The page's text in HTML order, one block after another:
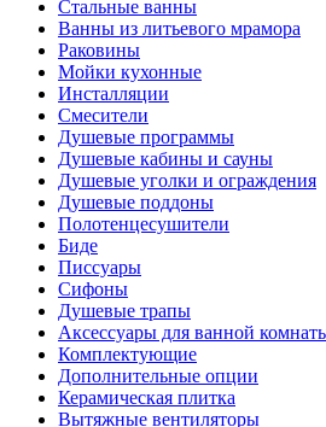
Стальные ванны
Ванны из литьевого мрамора
Раковины
Мойки кухонные
Инсталляции
Смесители
Душевые программы
Душевые кабины и сауны
Душевые уголки и ограждения
Душевые поддоны
Полотенцесушители
Биде
Писсуары
Сифоны
Душевые трапы
Аксессуары для ванной
Комплектующие
Дополнительные опции
Керамическая плитка
Вытяжные вентиляторы